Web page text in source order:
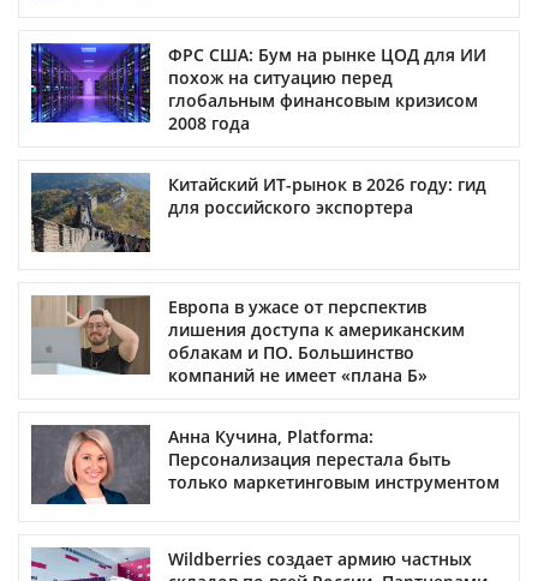
ФРС США: Бум на рынке ЦОД для ИИ
похож на ситуацию перед
глобальным финансовым кризисом
2008 года
Китайский ИТ-рынок в 2026 году: гид
для российского экспортера
Европа в ужасе от перспектив
лишения доступа к американским
облакам и ПО. Большинство
компаний не имеет «плана Б»
Анна Кучина, Platforma:
Персонализация перестала быть
только маркетинговым инструментом
Wildberries создает армию частных